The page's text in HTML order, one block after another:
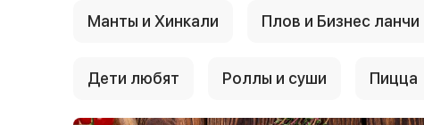
Манты и Хинкали Плов и Бизнес ланчи
Дети любят Роллы и суши Пицца